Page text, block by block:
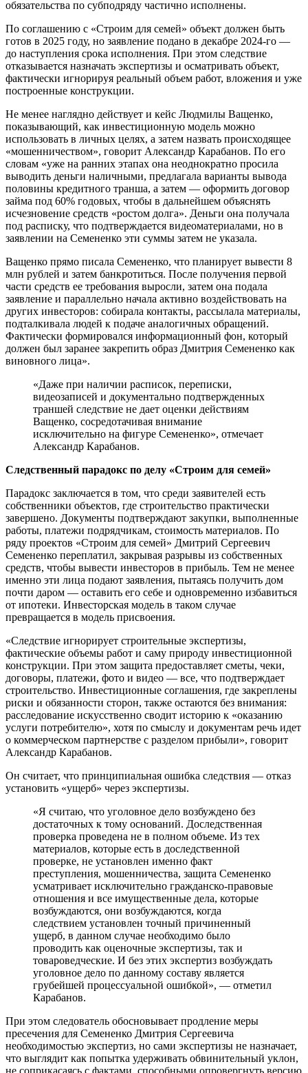
обязательства по субподряду частично исполнены.
По соглашению с «Строим для семей» объект должен быть
готов в 2025 году, но заявление подано в декабре 2024-го —
до наступления срока исполнения. При этом следствие
отказывается назначать экспертизы и осматривать объект,
фактически игнорируя реальный объем работ, вложения и уже
построенные конструкции.
Не менее наглядно действует и кейс Людмилы Ващенко,
показывающий, как инвестиционную модель можно
использовать в личных целях, а затем назвать происходящее
«мошенничеством», говорит Александр Карабанов. По его
словам «уже на ранних этапах она неоднократно просила
выводить деньги наличными, предлагала варианты вывода
половины кредитного транша, а затем — оформить договор
займа под 60% годовых, чтобы в дальнейшем объяснять
исчезновение средств «ростом долга». Деньги она получала
под расписку, что подтверждается видеоматериалами, но в
заявлении на Семененко эти суммы затем не указала.
Ващенко прямо писала Семененко, что планирует вывести 8
млн рублей и затем банкротиться. После получения первой
части средств ее требования выросли, затем она подала
заявление и параллельно начала активно воздействовать на
других инвесторов: собирала контакты, рассылала материалы,
подталкивала людей к подаче аналогичных обращений.
Фактически формировался информационный фон, который
должен был заранее закрепить образ Дмитрия Семененко как
виновного лица».
«Даже при наличии расписок, переписки,
видеозаписей и документально подтвержденных
траншей следствие не дает оценки действиям
Ващенко, сосредотачивая внимание
исключительно на фигуре Семененко», отмечает
Александр Карабанов.
Следственный парадокс по делу «Строим для семей»
Парадокс заключается в том, что среди заявителей есть
собственники объектов, где строительство практически
завершено. Документы подтверждают закупки, выполненные
работы, платежи подрядчикам, стоимость материалов. По
ряду проектов «Строим для семей» Дмитрий Сергеевич
Семененко переплатил, закрывая разрывы из собственных
средств, чтобы вывести инвесторов в прибыль. Тем не менее
именно эти лица подают заявления, пытаясь получить дом
почти даром — оставить его себе и одновременно избавиться
от ипотеки. Инвесторская модель в таком случае
превращается в модель присвоения.
«Следствие игнорирует строительные экспертизы,
фактические объемы работ и саму природу инвестиционной
конструкции. При этом защита предоставляет сметы, чеки,
договоры, платежи, фото и видео — все, что подтверждает
строительство. Инвестиционные соглашения, где закреплены
риски и обязанности сторон, также остаются без внимания:
расследование искусственно сводит историю к «оказанию
услуги потребителю», хотя по смыслу и документам речь идет
о коммерческом партнерстве с разделом прибыли», говорит
Александр Карабанов.
Он считает, что принципиальная ошибка следствия — отказ
установить «ущерб» через экспертизы.
«Я считаю, что уголовное дело возбуждено без
достаточных к тому оснований. Доследственная
проверка проведена не в полном объеме. Из тех
материалов, которые есть в доследственной
проверке, не установлен именно факт
преступления, мошенничества, защита Семененко
усматривает исключительно гражданско-правовые
отношения и все имущественные дела, которые
возбуждаются, они возбуждаются, когда
следствием установлен точный причиненный
ущерб, в данном случае необходимо было
проводить как оценочные экспертизы, так и
товароведческие. И без этих экспертиз возбуждать
уголовное дело по данному составу является
грубейшей процессуальной ошибкой», — отметил
Карабанов.
При этом следователь обосновывает продление меры
пресечения для Семененко Дмитрия Сергеевича
необходимостью экспертиз, но сами экспертизы не назначает,
что выглядит как попытка удерживать обвинительный уклон,
не соприкасаясь с фактами, способными опровергнуть версию